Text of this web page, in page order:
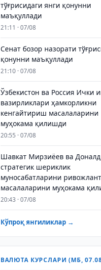
тўғрисидаги янги қонунни
маъқуллади
21:11 · 07/08
Сенат бозор назорати
қонунни маъқуллади
21:10 · 07/08
Ўзбекистон ва Россия Ички
вазирликлари ҳамкорликни
кенгайтириш масалаларини
муҳокама қилишди
20:55 · 07/08
Шавкат Мирзиёев ва
стратегик шериклик
муносабатларини
масалаларини муҳокама
20:43 · 07/08
Кўпроқ янгиликлар →
ВАЛЮТА КУРСЛАРИ (МБ,